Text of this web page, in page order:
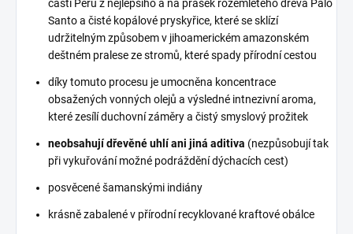
části Peru z nejlepšího a na prášek rozemletého dřeva Palo
Santo a čisté kopálové pryskyřice, které se sklízí
udržitelným způsobem v jihoamerickém amazonském
deštném pralese ze stromů, které spady přírodní cestou
díky tomuto procesu je umocněna koncentrace
obsažených vonných olejů a výsledné intnezivní aroma,
které zesílí duchovní záměry a čistý smyslový prožitek
neobsahují dřevěné uhlí ani jiná aditiva (nezpůsobují tak
při vykuřování možné podráždění dýchacích cest)
posvěcené šamanskými indiány
krásně zabalené v přírodní recyklované kraftové obálce